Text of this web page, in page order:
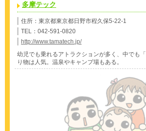
多摩テック
住所：東京都東京都日野市程久保5-22-1
TEL：042-591-0820
http://www.tamatech.jp/
幼児でも乗れるアトラクションが多く、中でも
り物は人気。温泉やキャンプ場もある。